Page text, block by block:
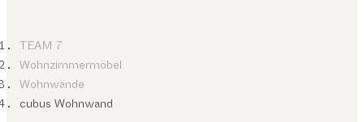
TEAM 7
Wohnzimmermöbel
Wohnwände
cubus Wohnwand